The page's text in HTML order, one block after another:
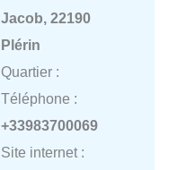
Jacob, 22190
Plérin
Quartier :
Téléphone :
+33983700069
Site internet :